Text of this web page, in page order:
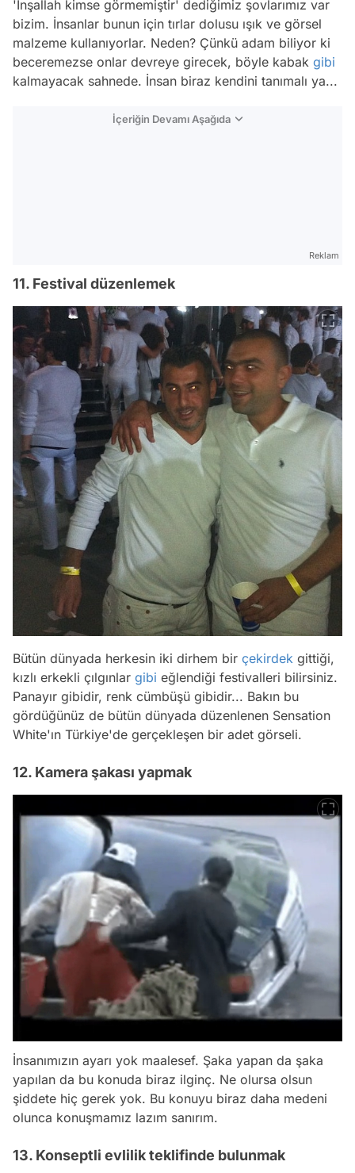
'İnşallah kimse görmemiştir' dediğimiz şovlarımız var
bizim. İnsanlar bunun için tırlar dolusu ışık ve görsel
malzeme kullanıyorlar. Neden? Çünkü adam biliyor ki
beceremezse onlar devreye girecek, böyle kabak gibi
kalmayacak sahnede. İnsan biraz kendini tanımalı ya...
İçeriğin Devamı Aşağıda
Reklam
11. Festival düzenlemek
Bütün dünyada herkesin iki dirhem bir çekirdek gittiği,
kızlı erkekli çılgınlar gibi eğlendiği festivalleri bilirsiniz.
Panayır gibidir, renk cümbüşü gibidir... Bakın bu
gördüğünüz de bütün dünyada düzenlenen Sensation
White'ın Türkiye'de gerçekleşen bir adet görseli.
12. Kamera şakası yapmak
İnsanımızın ayarı yok maalesef. Şaka yapan da şaka
yapılan da bu konuda biraz ilginç. Ne olursa olsun
şiddete hiç gerek yok. Bu konuyu biraz daha medeni
olunca konuşmamız lazım sanırım.
13. Konseptli evlilik teklifinde bulunmak